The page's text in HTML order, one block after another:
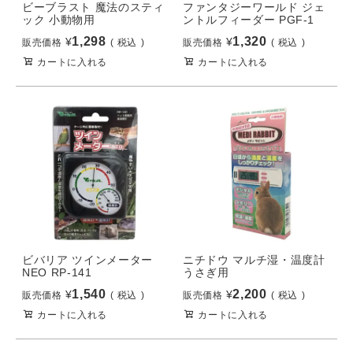
ビーブラスト 魔法のスティ
ック 小動物用
販売価格 ¥1,298
税込
カートに入れる
ファンタジーワールド ジェ
ントルフィーダー PGF-1
販売価格 ¥1,320
税込
カートに入れる
ビバリア ツインメーター
NEO RP-141
販売価格 ¥1,540
税込
カートに入れる
ニチドウ マルチ湿・温度計
うさぎ用
販売価格 ¥2,200
税込
カートに入れる